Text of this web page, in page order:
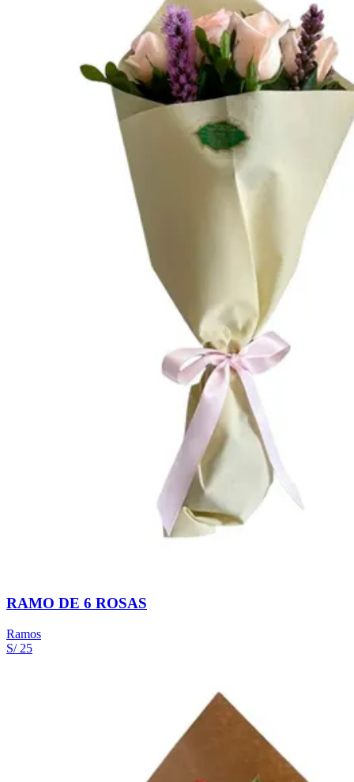
RAMO DE 6 ROSAS
Ramos
S/ 25